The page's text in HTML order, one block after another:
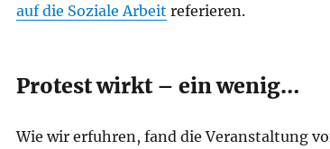
auf die Soziale Arbeit referieren.
Protest wirkt – ein wenig…
Wie wir erfuhren, fand die Veranstaltung